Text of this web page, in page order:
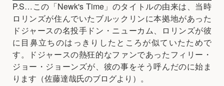
P.S…この「Newk's Time」のタイトルの由来は、当時
ロリンズが住んでいたブルックリンに本拠地があった
ドジャースの名投手ドン・ニューカム、ロリンズが彼
に目鼻立ちのはっきりしたところが似ていたためで
す。ドジャースの熱狂的なファンであったフィリー・
ジョー・ジョーンズが、彼の事をそう呼んだのに始ま
ります（佐藤達哉氏のブログより）。